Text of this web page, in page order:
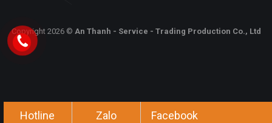
Hotline Zalo Facebook
Copyright 2026 © An Thanh - Service - Trading Production Co., Ltd